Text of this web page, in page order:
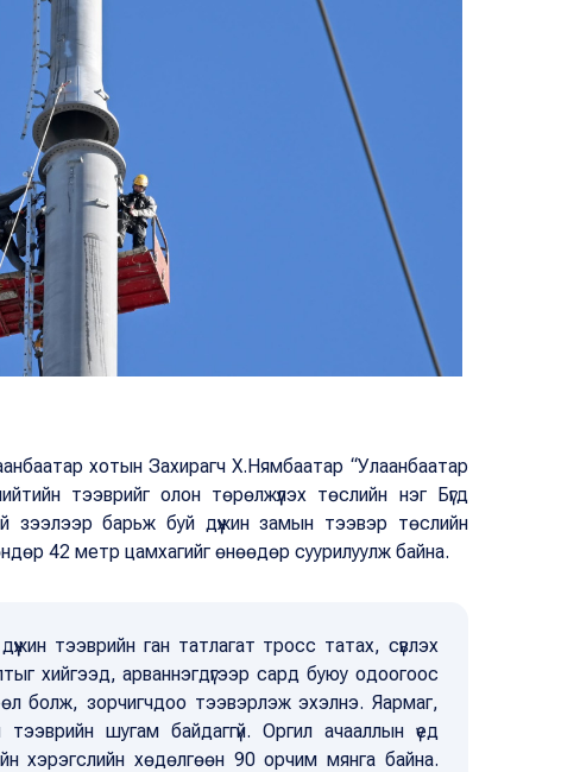
хотын Захирагч Х.Нямбаатар “Улаанбаатар
тээврийг олон төрөлжүүлэх төслийн нэг Бүгд
барьж буй дүүжин замын тээвэр төслийн
42 метр цамхагийг өнөөдөр суурилуулж байна.
тээврийн ган татлагат тросс татах, сүвлэх
хийгээд, арваннэгдүгээр сард буюу одоогоос
болж, зорчигчдоо тээвэрлэж эхэлнэ. Яармаг,
шугам байдаггүй. Оргил ачааллын үед
хэрэгслийн хөдөлгөөн 90 орчим мянга байна.